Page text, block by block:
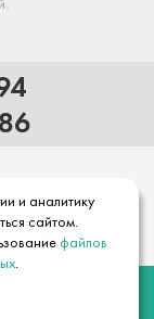
и аналитику
сайтом.
файлов
.
hansgrohe